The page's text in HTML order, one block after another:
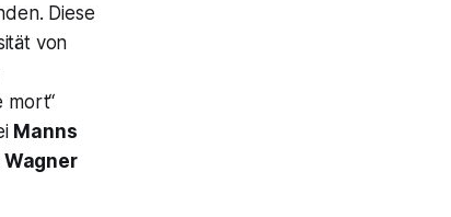
Diese
von
mort“
Manns
Wagner